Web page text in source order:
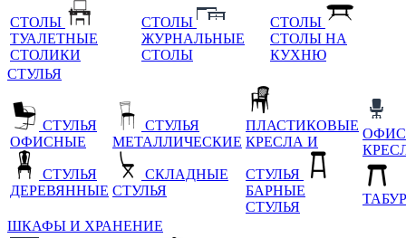
СТОЛЫ
ТУАЛЕТНЫЕ
СТОЛИКИ
СТОЛЫ
ЖУРНАЛЬНЫЕ
СТОЛЫ
СТОЛЫ
СТОЛЫ НА
КУХНЮ
СТУЛЬЯ
СТУЛЬЯ
ОФИСНЫЕ
СТУЛЬЯ
ДЕРЕВЯННЫЕ
СТУЛЬЯ
МЕТАЛЛИЧЕСКИЕ
СКЛАДНЫЕ
СТУЛЬЯ
ПЛАСТИКОВЫЕ
КРЕСЛА И
СТУЛЬЯ
БАРНЫЕ
СТУЛЬЯ
ШКАФЫ И ХРАНЕНИЕ